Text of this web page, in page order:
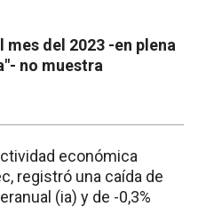
del 2023 -en plena
no muestra
económica
registró una caída de
(ia) y de -0,3%